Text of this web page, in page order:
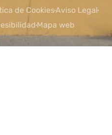
de CookiesAviso Legal
Mapa web